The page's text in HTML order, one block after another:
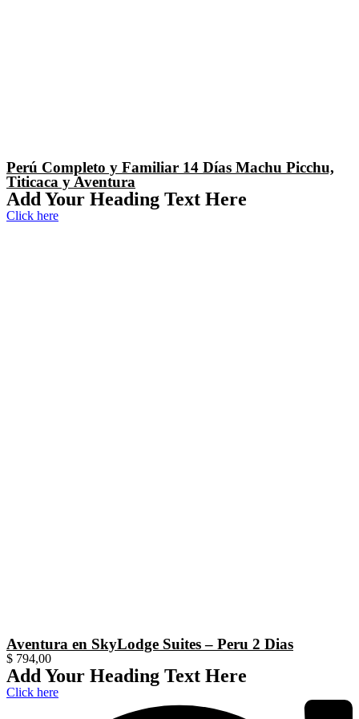
Perú Completo y Familiar 14 Días Machu Picchu,
Titicaca y Aventura
Add Your Heading Text Here
Click here
Aventura en SkyLodge Suites – Peru 2 Dias
$ 794,00
Add Your Heading Text Here
Click here